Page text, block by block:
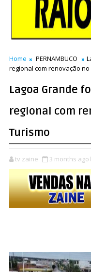
Home PERNAMBUCO
regional com renovação
Lagoa Grande
regional com
Turismo
tv zaine 3 months ago